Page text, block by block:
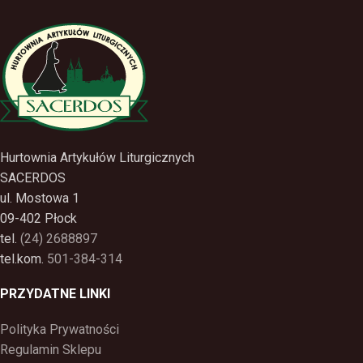
Hurtownia Artykułów Liturgicznych
SACERDOS
ul. Mostowa 1
09-402 Płock
tel. (24) 2688897
tel.kom. 501-384-314
PRZYDATNE LINKI
Polityka Prywatności
Regulamin Sklepu